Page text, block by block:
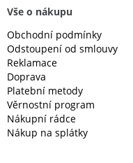
Vše o nákupu
Obchodní podmínky
Odstoupení od smlouvy
Reklamace
Doprava
Platební metody
Věrnostní program
Nákupní rádce
Nákup na splátky